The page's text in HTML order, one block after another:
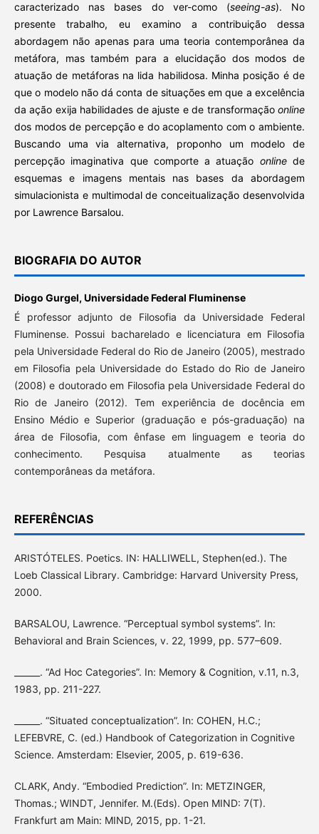
caracterizado nas bases do ver-como (seeing-as). No
presente trabalho, eu examino a contribuição dessa
abordagem não apenas para uma teoria contemporânea da
metáfora, mas também para a elucidação dos modos de
atuação de metáforas na lida habilidosa. Minha posição é de
que o modelo não dá conta de situações em que a excelência
da ação exija habilidades de ajuste e de transformaçãoonline
dos modos de percepção e do acoplamento com o ambiente.
Buscando uma via alternativa, proponho um modelo de
percepção imaginativa que comporte a atuação onlinede
esquemas e imagens mentais nas bases da abordagem
simulacionista e multimodal de conceitualização desenvolvida
por Lawrence Barsalou.
BIOGRAFIA DO AUTOR
Diogo Gurgel, Universidade Federal Fluminense
É professor adjunto de Filosofia da Universidade Federal
Fluminense. Possui bacharelado e licenciatura em Filosofia
pela Universidade Federal do Rio de Janeiro (2005), mestrado
em Filosofia pela Universidade do Estado do Rio de Janeiro
(2008) e doutorado em Filosofia pela Universidade Federal do
Rio de Janeiro (2012). Tem experiência de docência em
Ensino Médio e Superior (graduação e pós-graduação) na
área de Filosofia, com ênfase em linguagem e teoria do
conhecimento. Pesquisa atualmente as teorias
contemporâneas da metáfora.
REFERÊNCIAS
ARISTÓTELES. Poetics. IN: HALLIWELL, Stephen(ed.). The
Loeb Classical Library. Cambridge: Harvard University Press,
2000.
BARSALOU, Lawrence. “Perceptual symbol systems”. In:
Behavioral and Brain Sciences, v. 22, 1999, pp. 577–609.
______. “Ad Hoc Categories”. In: Memory & Cognition, v.11, n.3,
1983, pp. 211-227.
______. “Situated conceptualization”. In: COHEN, H.C.;
LEFEBVRE, C. (ed.) Handbook of Categorization in Cognitive
Science. Amsterdam: Elsevier, 2005, p. 619-636.
CLARK, Andy. “Embodied Prediction”. In: METZINGER,
Thomas.; WINDT, Jennifer. M.(Eds). Open MIND: 7(T).
Frankfurt am Main: MIND, 2015, pp. 1-21.